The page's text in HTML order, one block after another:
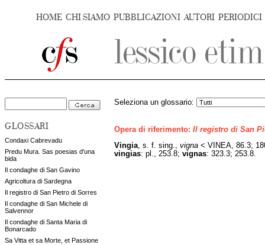
HOME CHI SIAMO PUBBLICAZIONI AUTORI PERIODICI
GLOSSARI
Condaxi Cabrevadu
Predu Mura. Sas poesias d'una
bida
Il condaghe di San Gavino
Agricoltura di Sardegna
Il registro di San Pietro di Sorres
Il condaghe di San Michele di
Salvennor
Il condaghe di Santa Maria di
Bonarcado
Sa Vitta et sa Morte, et Passione
Seleziona un glossario:
Opera di riferimento: Il registro di San
Vingia , s. f. sing., vigna < VINEA, 86.3;
vingias: pl., 253.8; vignas: 323.3; 253.8.